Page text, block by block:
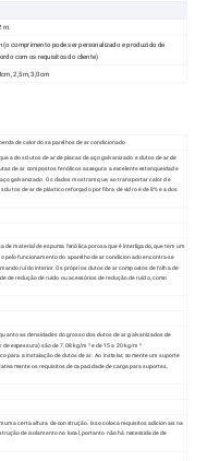
m.
(o comprimento pode ser personalizado e produzido de
com os requisitos do cliente)
2,5m, 3,0cm
de calor dos aparelhos de ar condicionado
a dos dutos de ar de placas de aço galvanizado e dutos de ar de
de ar compostos fenólicos assegura a excelente estanqueidade
galvanizado. Os dados mostram que, ao transportar calor de
dutos de ar de plástico reforçado por fibra de vidro é de 8% e a dos
material de espuma fenólica porosa que é interligado, que tem um
pelo funcionamento do aparelho de ar condicionado encontra-se
ruído interior. Os próprios dutos de ar compostos de folha de
de redução de ruído ou acessórios de redução de ruído, como
as densidades do grosso dos dutos de ar galvanizados de
espessura) são de 7.08 kg/m ³ e de 15 a 20 kg/m ³
para a instalação de dutos de ar. Ao instalar, somente um suporte
os requisitos de capacidade de carga para suportes,
uma certa altura de construção. Isso coloca requisitos adicionais na
de isolamento no local, portanto não há necessidade de